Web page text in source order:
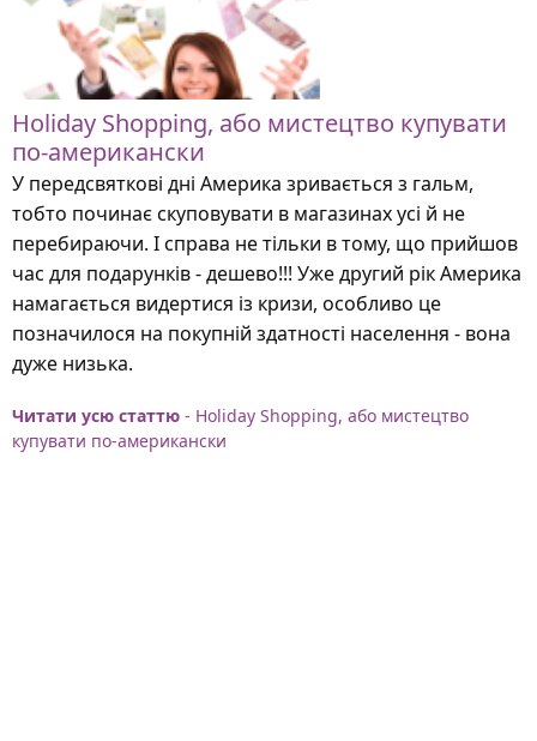
Holiday Shopping, або мистецтво купувати
по-американски
У передсвяткові дні Америка зривається з гальм,
тобто починає скуповувати в магазинах усі й не
перебираючи. І справа не тільки в тому, що прийшов
час для подарунків - дешево!!! Уже другий рік Америка
намагається видертися із кризи, особливо це
позначилося на покупній здатності населення - вона
дуже низька.
Читати усю статтю - Holiday Shopping, або мистецтво
купувати по-американски